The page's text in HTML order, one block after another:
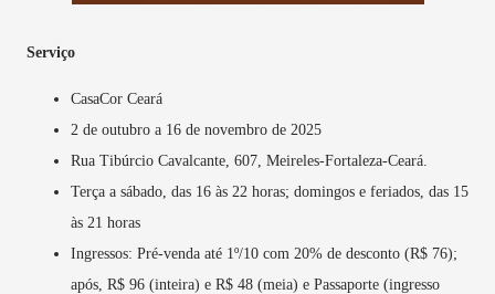
Serviço
CasaCor Ceará
2 de outubro a 16 de novembro de 2025
Rua Tibúrcio Cavalcante, 607, Meireles-Fortaleza-Ceará.
Terça a sábado, das 16 às 22 horas; domingos e feriados, das 15
às 21 horas
Ingressos: Pré-venda até 1º/10 com 20% de desconto (R$ 76);
após, R$ 96 (inteira) e R$ 48 (meia) e Passaporte (ingresso